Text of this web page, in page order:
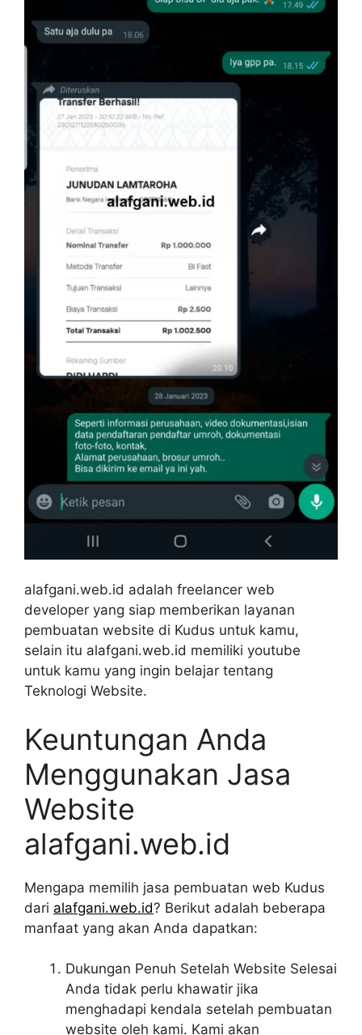
alafgani.web.id adalah freelancer web
developer yang siap memberikan layanan
pembuatan website di Kudus untuk kamu,
selain itu alafgani.web.id memiliki youtube
untuk kamu yang ingin belajar tentang
Teknologi Website.
Keuntungan Anda
Menggunakan Jasa
Website
alafgani.web.id
Mengapa memilih jasa pembuatan web Kudus
dari alafgani.web.id? Berikut adalah beberapa
manfaat yang akan Anda dapatkan:
Dukungan Penuh Setelah Website Selesai
Anda tidak perlu khawatir jika
menghadapi kendala setelah pembuatan
website oleh kami. Kami akan